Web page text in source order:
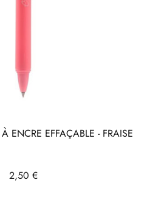
ENCRE EFFAÇABLE - FRAISE
Prix
2,50 €